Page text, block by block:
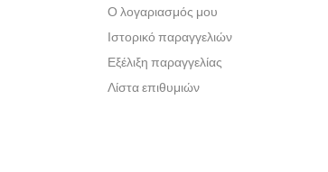
Ο λογαριασμός μου
Ιστορικό παραγγελιών
Εξέλιξη παραγγελίας
Λίστα επιθυμιών